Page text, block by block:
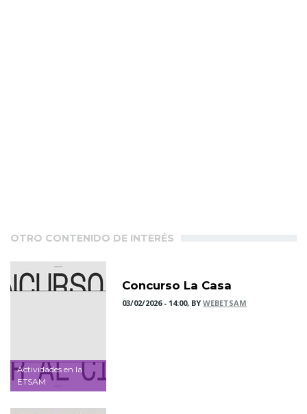
OTRO CONTENIDO DE INTERÉS
Actividades en la
ETSAM
Concurso La Casa
03/02/2026 - 14:00, BYWEBETSAM